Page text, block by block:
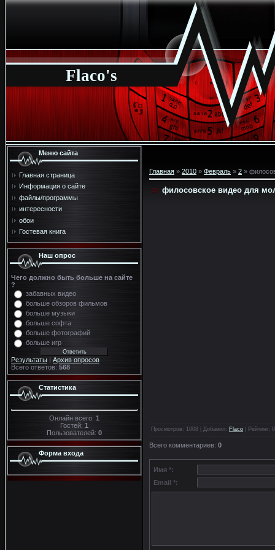
Flaco's
Меню сайта
Главная страница
Информация о сайте
файлы/программы
интересности
обои
Гостевая книга
Наш опрос
Чего должно быть больше на сайте
?
забавных видео
больше обзоров фильмов
больше музыки
больше софта
больше фотографий
больше игр
Результаты | Архив опросов
Всего ответов: 568
Статистика
Онлайн всего: 1
Гостей: 1
Пользователей: 0
Форма входа
Главная » 2010 » Февраль » 2 »
филосовское видео для
Просмотров : 1008 | Добавил: Flaco Рейтинг:
Всего комментариев: 0
Имя *:
Email *: